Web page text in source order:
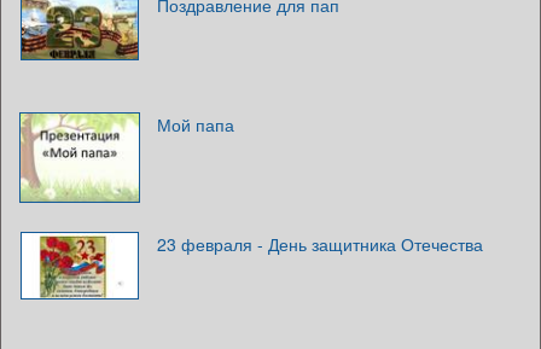
Мой папа
23 февраля - День защитника Отечества